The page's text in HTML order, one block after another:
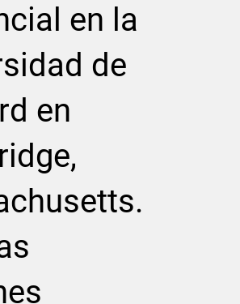
en la
de
en